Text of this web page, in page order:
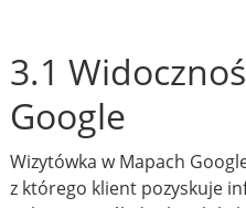
3.1
Google
Wizytówka w Mapach
z którego klient pozyskuje